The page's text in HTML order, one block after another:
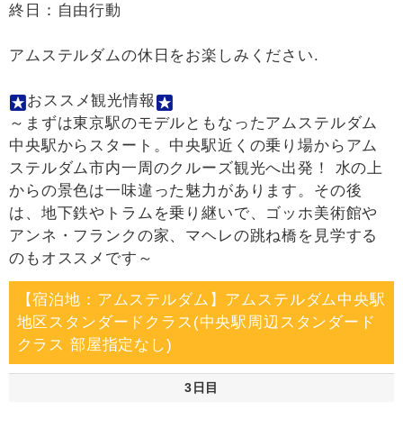
終日：自由行動
アムステルダムの休日をお楽しみください.
おススメ観光情報
～まずは東京駅のモデルともなったアムステルダム
中央駅からスタート。中央駅近くの乗り場からアム
ステルダム市内一周のクルーズ観光へ出発！ 水の上
からの景色は一味違った魅力があります。その後
は、地下鉄やトラムを乗り継いで、ゴッホ美術館や
アンネ・フランクの家、マヘレの跳ね橋を見学する
のもオススメです～
【宿泊地：アムステルダム】アムステルダム中央駅
地区スタンダードクラス(中央駅周辺スタンダード
クラス 部屋指定なし)
3日目